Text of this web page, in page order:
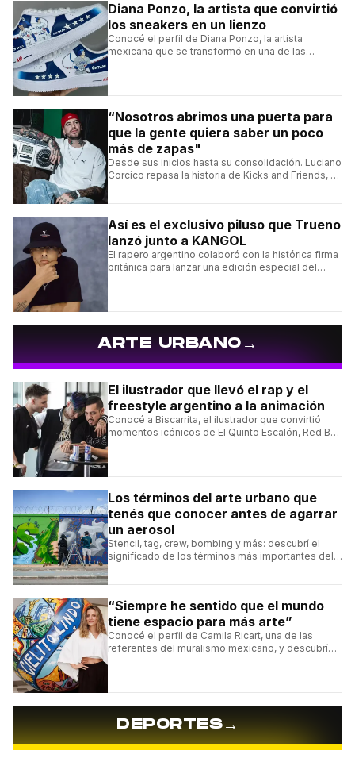
Diana Ponzo, la artista que convirtió
los sneakers en un lienzo
Conocé el perfil de Diana Ponzo, la artista
mexicana que se transformó en una de las
“Nosotros abrimos una puerta para
que la gente quiera saber un poco
más de zapas"
Desde sus inicios hasta su consolidación. Luciano
Corcico repasa la historia de Kicks and Friends, el
Así es el exclusivo piluso que Trueno
lanzó junto a KANGOL
El rapero argentino colaboró con la histórica firma
británica para lanzar una edición especial del
ARTE URBANO→
El ilustrador que llevó el rap y el
freestyle argentino a la animación
Conocé a Biscarrita, el ilustrador que convirtió
momentos icónicos de El Quinto Escalón, Red Bull
Los términos del arte urbano que
tenés que conocer antes de agarrar
un aerosol
Stencil, tag, crew, bombing y más: descubrí el
significado de los términos más importantes del
“Siempre he sentido que el mundo
tiene espacio para más arte”
Conocé el perfil de Camila Ricart, una de las
referentes del muralismo mexicano, y descubrí
DEPORTES→